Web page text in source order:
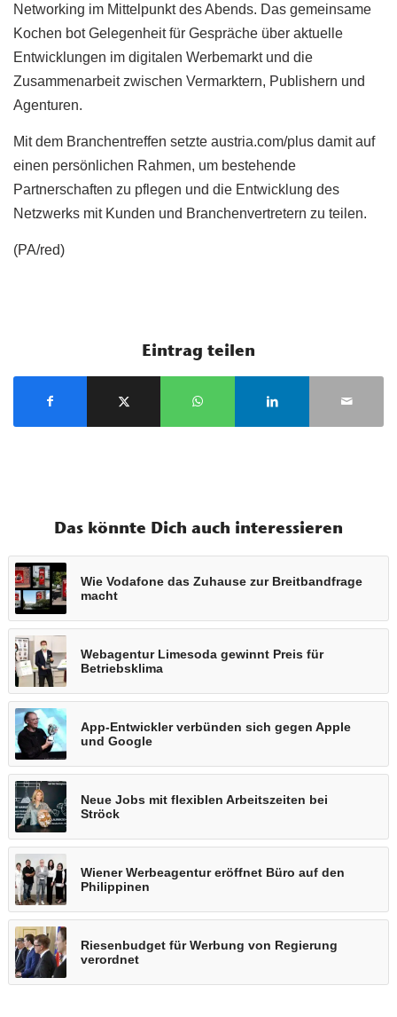
Networking im Mittelpunkt des Abends. Das gemeinsame
Kochen bot Gelegenheit für Gespräche über aktuelle
Entwicklungen im digitalen Werbemarkt und die
Zusammenarbeit zwischen Vermarktern, Publishern und
Agenturen.
Mit dem Branchentreffen setzte austria.com/plus damit auf
einen persönlichen Rahmen, um bestehende
Partnerschaften zu pflegen und die Entwicklung des
Netzwerks mit Kunden und Branchenvertretern zu teilen.
(PA/red)
Eintrag teilen
Das könnte Dich auch interessieren
Wie Vodafone das Zuhause zur Breitbandfrage
macht
Webagentur Limesoda gewinnt Preis für
Betriebsklima
App-Entwickler verbünden sich gegen Apple
und Google
Neue Jobs mit flexiblen Arbeitszeiten bei
Ströck
Wiener Werbeagentur eröffnet Büro auf den
Philippinen
Riesenbudget für Werbung von Regierung
verordnet